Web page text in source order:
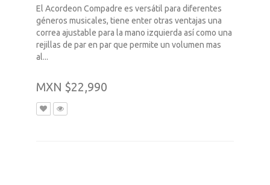
El Acordeon Compadre es versátil para diferentes
géneros musicales, tiene enter otras ventajas una
correa ajustable para la mano izquierda así como una
rejillas de par en par que permite un volumen mas
al...
MXN $22,990